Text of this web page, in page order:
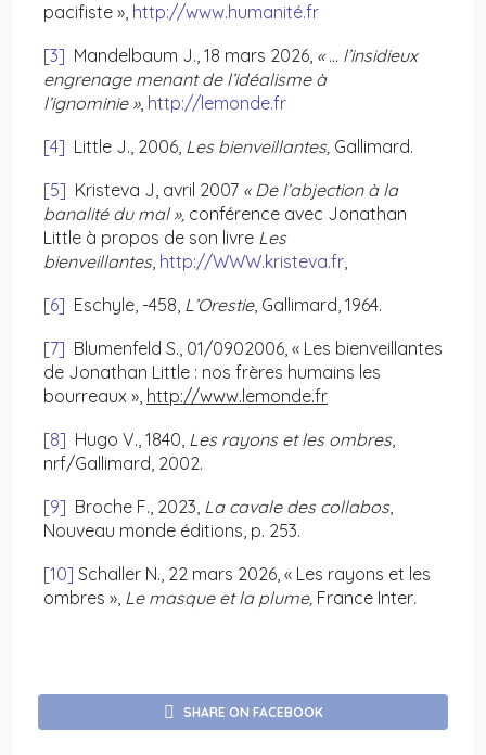
pacifiste », http://www.humanité.fr
[3] Mandelbaum J., 18 mars 2026, « … l’insidieux
engrenage menant de l’idéalisme à
l’ignominie », http://lemonde.fr
[4] Little J., 2006, Les bienveillantes, Gallimard.
[5] Kristeva J, avril 2007 « De l’abjection à la
banalité du mal », conférence avec Jonathan
Little à propos de son livre Les
bienveillantes, http://WWW.kristeva.fr,
[6] Eschyle, -458, L’Orestie, Gallimard, 1964.
[7] Blumenfeld S., 01/0902006, « Les bienveillantes
de Jonathan Little : nos frères humains les
bourreaux », http://www.lemonde.fr
[8] Hugo V., 1840, Les rayons et les ombres,
nrf/Gallimard, 2002.
[9] Broche F., 2023, La cavale des collabos,
Nouveau monde éditions, p. 253.
[10] Schaller N., 22 mars 2026, « Les rayons et les
ombres », Le masque et la plume, France Inter.
SHARE ON FACEBOOK